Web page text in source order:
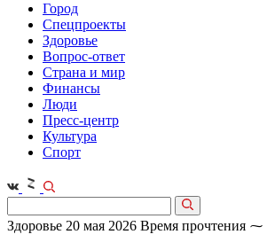
Город
Спецпроекты
Здоровье
Вопрос-ответ
Страна и мир
Финансы
Люди
Пресс-центр
Культура
Спорт
Здоровье 20 мая 2026 Время прочтения ⁓